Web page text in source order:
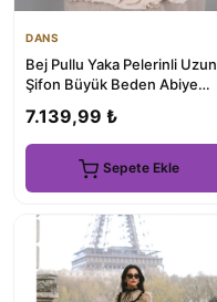
DANS
Bej Pullu Yaka Pelerinli Uzun
Şifon Büyük Beden Abiye
7.139,99 ₺
Sepete Ekle